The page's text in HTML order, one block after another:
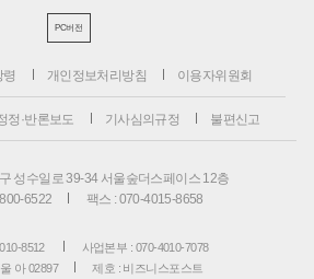
PC버전
령 개인정보처리방침 이용자위원회
정·반론보도 기사심의규정 불편신고
성수일로 39-34 서울숲더스페이스 12층
6522
팩스 : 070-4015-8658
8512
사업본부 : 070-4010-7078
아 02897
제호 : 비즈니스포스트